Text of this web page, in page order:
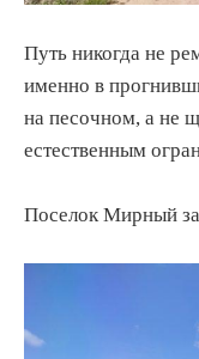
Путь никогда не
именно в
на песочном, а не
естественным
Поселок Мирный